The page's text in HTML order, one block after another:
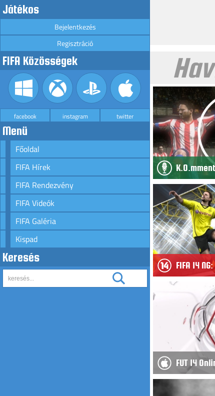
Játékos
Bejelentkezés
Regisztráció
FIFA Közösségek
facebook instagram twitter
Menü
Főoldal
FIFA Hírek
FIFA Rendezvény
FIFA Videók
FIFA Galéria
Kispad
Keresés
FIFA 14
FUT 14